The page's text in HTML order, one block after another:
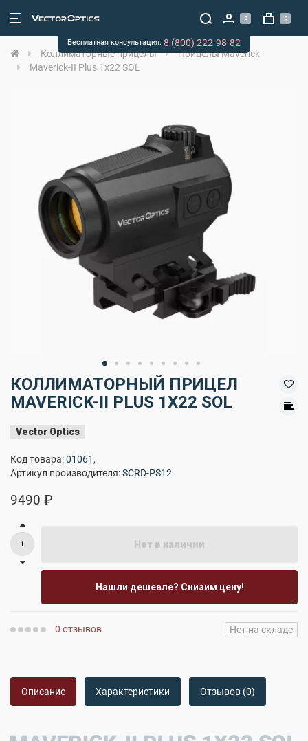
0 0
Коллиматорные прицелы
Прицелы Maverick
Maverick-II Plus 1x22 SOL
КОЛЛИМАТОРНЫЙ ПРИЦЕЛ
MAVERICK-II PLUS 1X22 SOL
Vector Optics
Код товара:01061 ,
Артикул производителя:SCRD-PS12
9490 ₽
Нет в наличии
Нашли дешевле? Снизим цену!
0 отзывов Нет на складе
Описание Характеристики Отзывов (0)
Бесплатная консультация: 8 (800) 222-98-82